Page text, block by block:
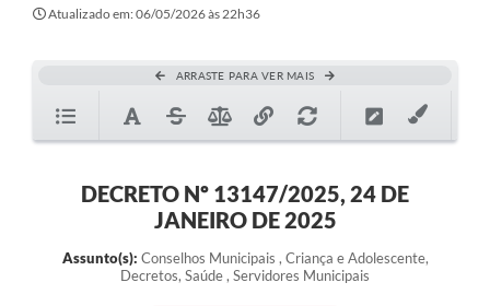
Atualizado em: 06/05/2026 às 22h36
ARRASTE PARA VER MAIS
DECRETO Nº 13147/2025, 24 DE
JANEIRO DE 2025
Assunto(s): Conselhos Municipais , Criança e Adolescente,
Decretos, Saúde , Servidores Municipais